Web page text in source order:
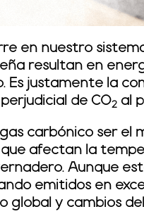
en nuestro
resultan en
Es justamente la
de CO2 al
carbónico ser el
afectan la
Aunque
emitidos en
global y cambios